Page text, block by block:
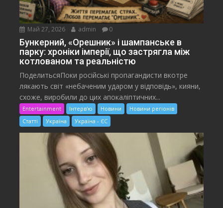
Май 27, 2026 admin 0
Бункерний, «Орешник» і шампанське в
парку: хроніки імперії, що застрягла між
котлованом та реальністю
ПоделитьсяПоки російські пропагандисти вкотре
лякають світ «небаченим ударом у відповідь», кияни,
схоже, виробили до цих апокаліптичних...
Entertainment Інтерв'ю Новини
Новини регіонів
Статті
Україна Україна - ЄС